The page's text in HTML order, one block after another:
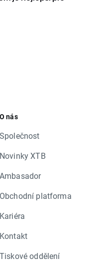
O nás
Společnost
Novinky XTB
Ambasador
Obchodní platforma
Kariéra
Kontakt
Tiskové oddělení